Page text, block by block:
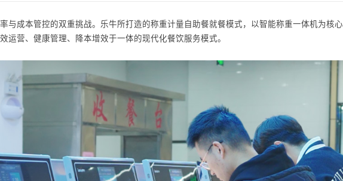
与成本管控的双重挑战。乐牛所打造的称重计量自助餐就餐模式，以智能称重一体机为核心
运营、健康管理、降本增效于一体的现代化餐饮服务模式。